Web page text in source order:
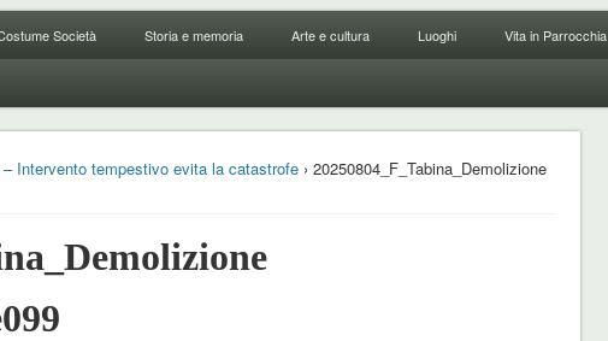
Società Storia e memoria Arte e cultura Luoghi Vita in Parrocchia
Intervento tempestivo evita la catastrofe› 20250804_F_Tabina_Demolizione